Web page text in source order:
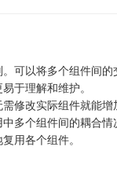
可以将多个组件间的
于理解和维护。
修改实际组件就能增
多个组件间的耦合情
用各个组件。